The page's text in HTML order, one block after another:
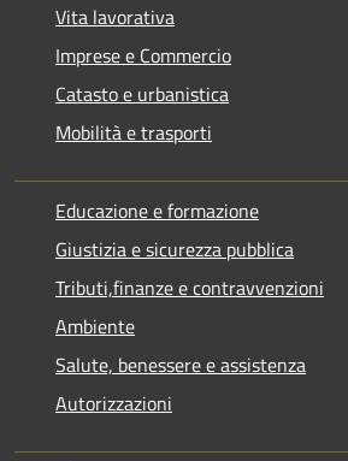
Vita lavorativa
Imprese e Commercio
Catasto e urbanistica
Mobilità e trasporti
Educazione e formazione
Giustizia e sicurezza pubblica
Tributi,finanze e contravvenzioni
Ambiente
Salute, benessere e assistenza
Autorizzazioni